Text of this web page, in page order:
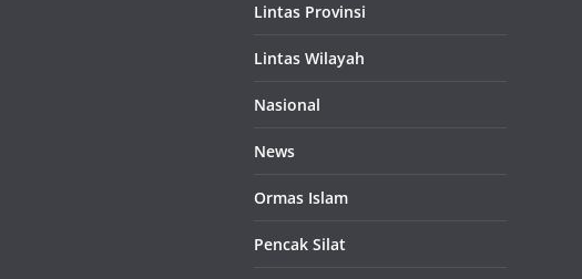
Lintas Provinsi
Lintas Wilayah
Nasional
News
Ormas Islam
Pencak Silat